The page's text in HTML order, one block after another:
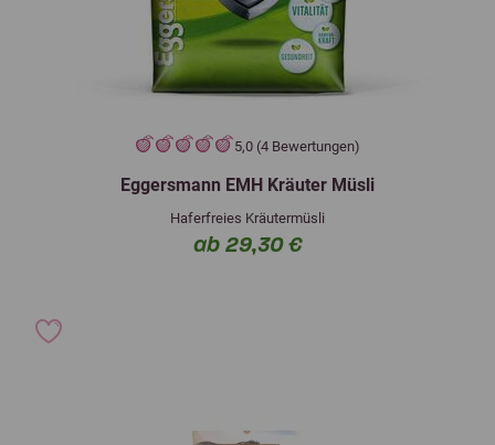
5,0 (4 Bewertungen)
Eggersmann EMH Kräuter Müsli
Haferfreies Kräutermüsli
ab 29,30 €